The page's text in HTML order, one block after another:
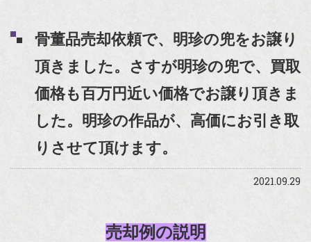
骨董品売却依頼で、明珍の兜をお譲り
頂きました。さすが明珍の兜で、買取
価格も百万円近い価格でお譲り頂きま
した。明珍の作品が、高価にお引き取
りさせて頂けます。
2021.09.29
売却例の説明